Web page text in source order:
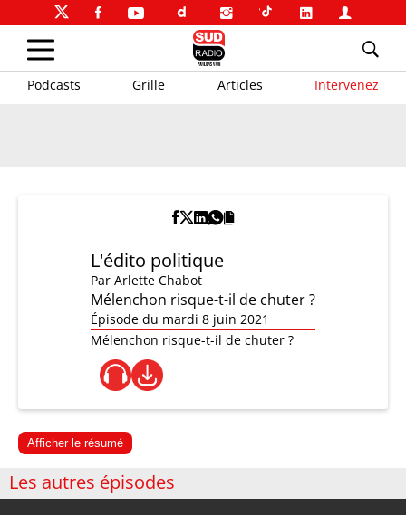
Podcasts Grille Articles Intervenez
L'édito politique
Par Arlette Chabot
Mélenchon risque-t-il de chuter ?
Épisode du mardi 8 juin 2021
Mélenchon risque-t-il de chuter ?
Afficher le résumé
Les autres épisodes